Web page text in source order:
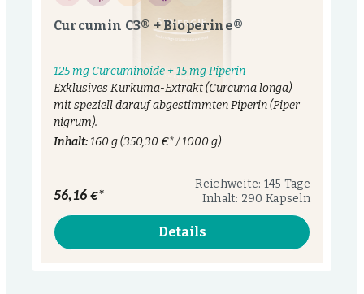
Curcumin C3® + Bioperine®
125 mg Curcuminoide + 15 mg Piperin
Exklusives Kurkuma-Extrakt (Curcuma longa)
mit speziell darauf abgestimmten Piperin (Piper
nigrum).
Inhalt:160 g(350,30 €* / 1000 g)
Reichweite: 145 Tage
Inhalt: 290 Kapseln
56,16 €*
Details